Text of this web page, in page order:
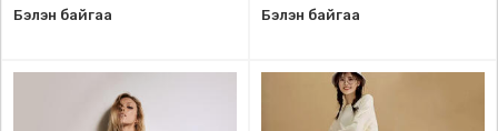
Бэлэн байгаа Бэлэн байгаа